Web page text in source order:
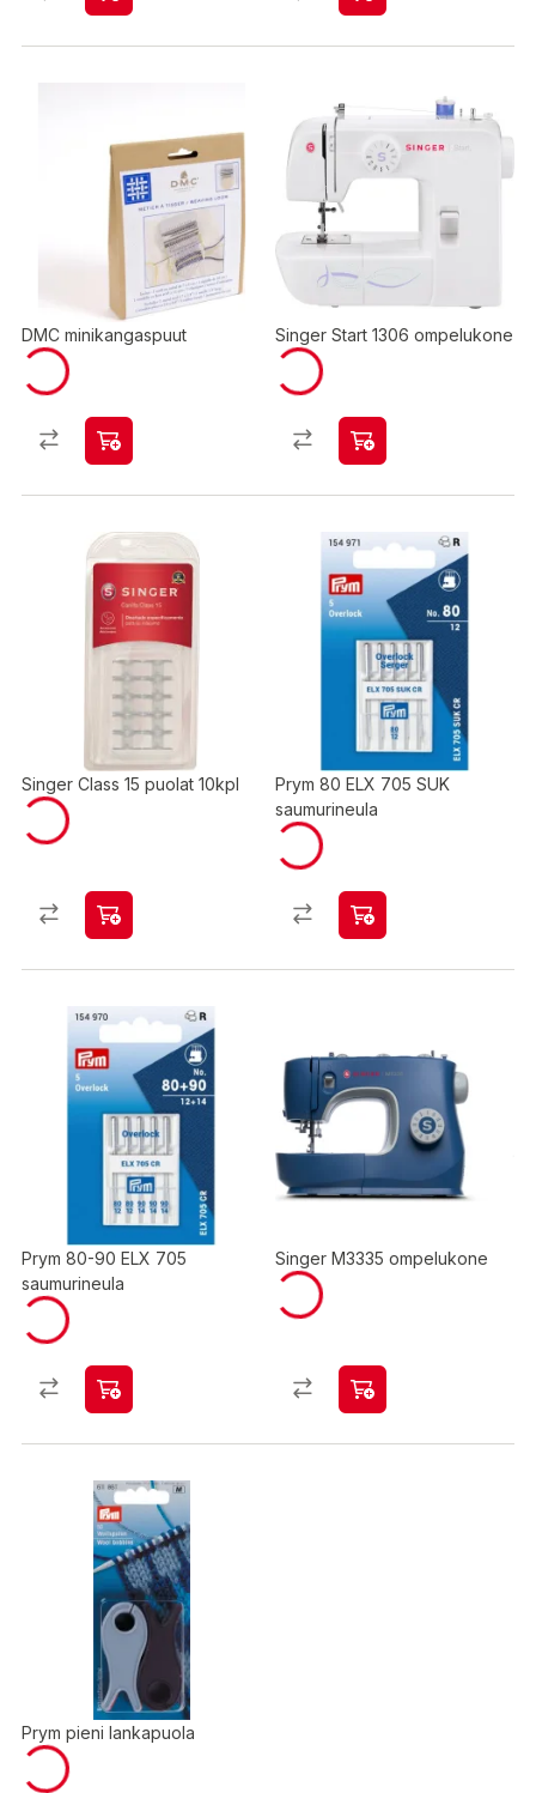
DMC minikangaspuut Singer Start 1306 ompelukone
Singer Class 15 puolat 10kpl
Prym 80 ELX 705 SUK
saumurineula
Prym 80-90 ELX 705
saumurineula
Singer M3335 ompelukone
Prym pieni lankapuola